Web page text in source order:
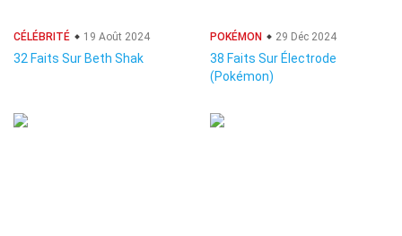
CÉLÉBRITÉ 19 Août 2024
32 Faits Sur Beth Shak
POKÉMON 29 Déc 2024
38 Faits Sur Électrode
(Pokémon)